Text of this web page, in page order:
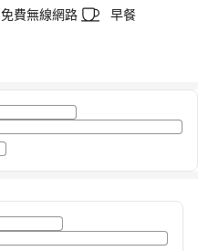
免費無線網路 早餐